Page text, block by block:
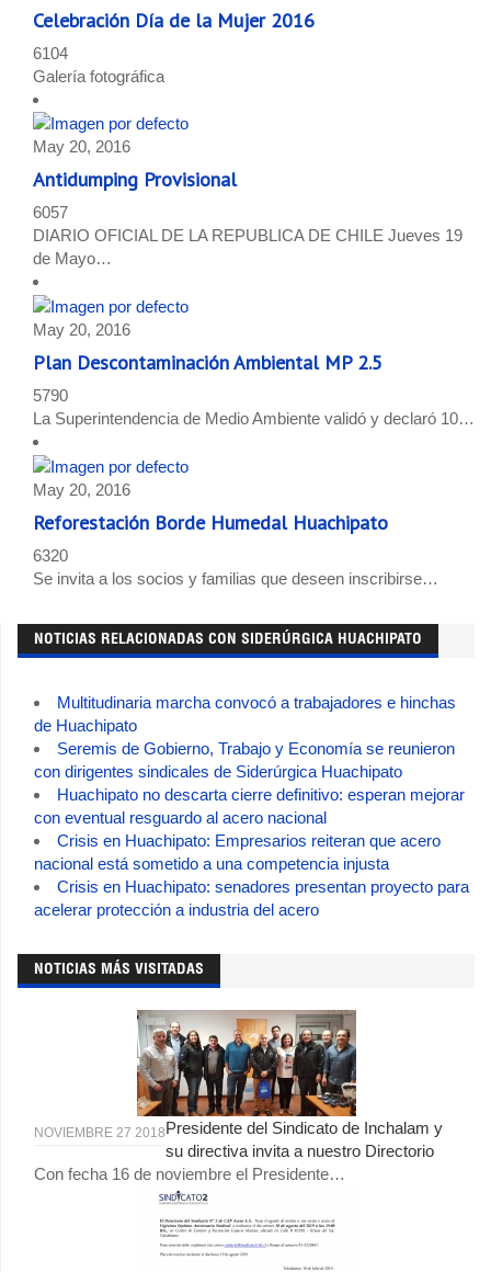
Celebración Día de la Mujer 2016
6104
Galería fotográfica
May 20, 2016
Antidumping Provisional
6057
DIARIO OFICIAL DE LA REPUBLICA DE CHILE Jueves 19
de Mayo…
May 20, 2016
Plan Descontaminación Ambiental MP 2.5
5790
La Superintendencia de Medio Ambiente validó y declaró 10…
May 20, 2016
Reforestación Borde Humedal Huachipato
6320
Se invita a los socios y familias que deseen inscribirse…
NOTICIAS RELACIONADAS CON SIDERÚRGICA HUACHIPATO
Multitudinaria marcha convocó a trabajadores e hinchas
de Huachipato
Seremis de Gobierno, Trabajo y Economía se reunieron
con dirigentes sindicales de Siderúrgica Huachipato
Huachipato no descarta cierre definitivo: esperan mejorar
con eventual resguardo al acero nacional
Crisis en Huachipato: Empresarios reiteran que acero
nacional está sometido a una competencia injusta
Crisis en Huachipato: senadores presentan proyecto para
acelerar protección a industria del acero
NOTICIAS MÁS VISITADAS
NOVIEMBRE 27 2018Presidente del Sindicato de Inchalam y
su directiva invita a nuestro Directorio
Con fecha 16 de noviembre el Presidente…